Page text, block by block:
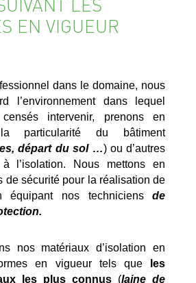
EN VIGUEUR
dans le domaine, nous
l’environnement dans lequel
intervenir, prenons en
la particularité du bâtiment
départ du sol …) ou d’autres
l’isolation. Nous mettons en
de sécurité pour la réalisation de
équipant nos techniciensde
nos matériaux d’isolation en
en vigueur tels que les
les plus connus (laine de